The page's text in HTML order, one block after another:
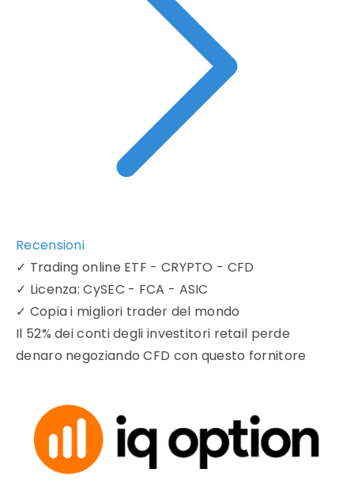
Recensioni
✓ Trading online ETF - CRYPTO - CFD
✓ Licenza: CySEC - FCA - ASIC
✓ Copia i migliori trader del mondo
Il 52% dei conti degli investitori retail perde
denaro negoziando CFD con questo fornitore